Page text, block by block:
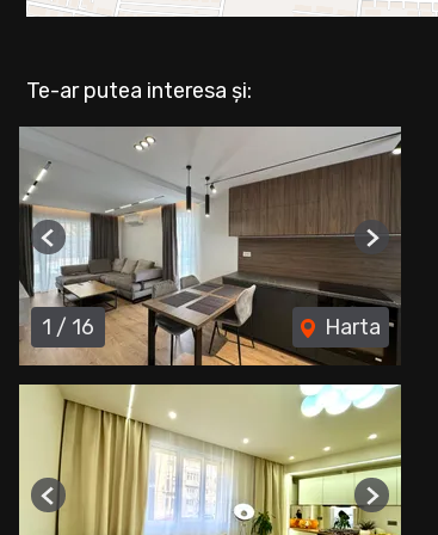
Te-ar putea interesa și:
1 / 16 Harta
Previous Next
Previous Next